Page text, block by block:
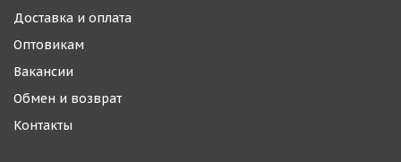
Доставка и оплата
Оптовикам
Вакансии
Обмен и возврат
Контакты